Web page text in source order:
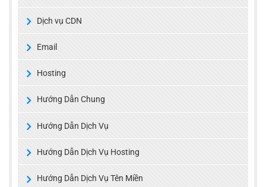
Dịch vụ CDN
Email
Hosting
Hướng Dẫn Chung
Hướng Dẫn Dịch Vụ
Hướng Dẫn Dịch Vụ Hosting
Hướng Dẫn Dịch Vụ Tên Miền